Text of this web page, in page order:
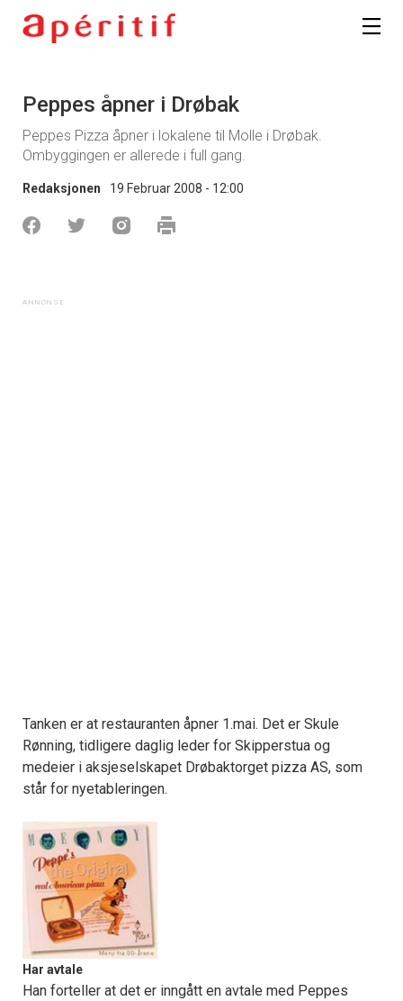
Peppes åpner i Drøbak
Peppes Pizza åpner i lokalene til Molle i Drøbak.
Ombyggingen er allerede i full gang.
Redaksjonen 19 Februar 2008 - 12:00
Tanken er at restauranten åpner 1.mai. Det er Skule
Rønning, tidligere daglig leder for Skipperstua og
medeier i aksjeselskapet Drøbaktorget pizza AS, som
står for nyetableringen.
Har avtale
Han forteller at det er inngått en avtale med Peppes